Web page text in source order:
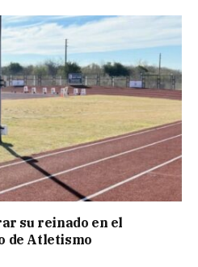
su reinado en el
de Atletismo